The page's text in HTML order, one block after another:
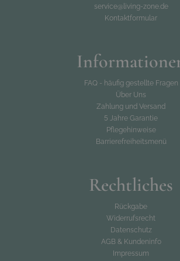
service@living-zone.de
Kontaktformular
FAQ - häufig gestellte Fragen
Über Uns
Zahlung und Versand
5 Jahre Garantie
Pflegehinweise
Barrierefreiheitsmenü
Rechtliches
Rückgabe
Widerrufsrecht
Datenschutz
AGB & Kundeninfo
Impressum